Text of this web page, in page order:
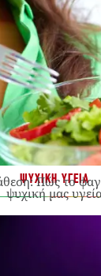
ΨΥΧΙΚΗ ΥΓΕΙΑ
Πώς το
ψυχική μας